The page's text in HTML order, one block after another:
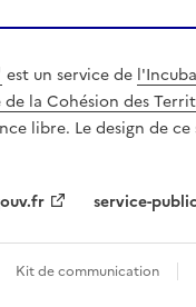
est un service de
la Cohésion des
libre. Le design de
service-
Kit de communication